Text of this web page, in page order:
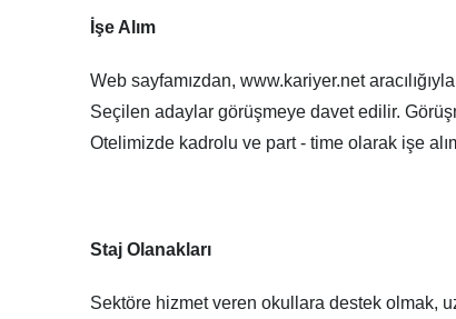
İşe Alım
Web sayfamızdan, www.kariyer.net
Seçilen adaylar görüşmeye davet edilir.
Otelimizde kadrolu ve part - time olarak işe
Staj Olanakları
Sektöre hizmet veren okullara destek olmak,